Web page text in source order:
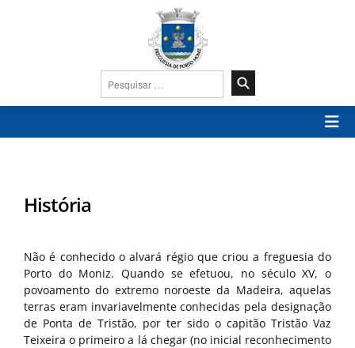
Pesquisar
por:
História
Não é conhecido o alvará régio que criou a freguesia do
Porto do Moniz. Quando se efetuou, no século XV, o
povoamento do extremo noroeste da Madeira, aquelas
terras eram invariavelmente conhecidas pela designação
de Ponta de Tristão, por ter sido o capitão Tristão Vaz
Teixeira o primeiro a lá chegar (no inicial reconhecimento